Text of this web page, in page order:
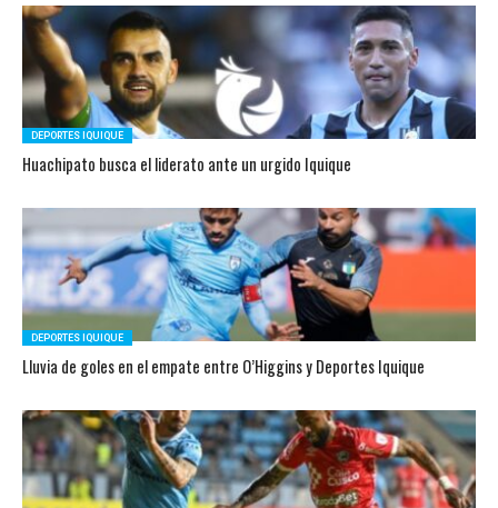
DEPORTES IQUIQUE
Huachipato busca el liderato ante un urgido Iquique
DEPORTES IQUIQUE
Lluvia de goles en el empate entre O’Higgins y Deportes Iquique